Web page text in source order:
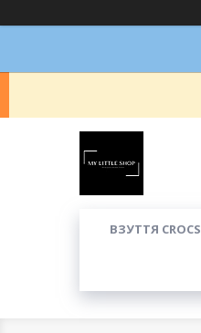
ВЗУТТЯ CROCS